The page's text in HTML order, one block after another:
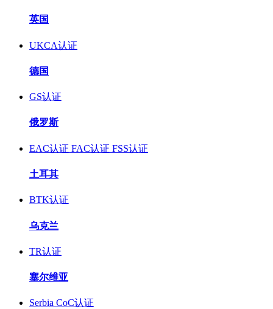
英国
UKCA认证
德国
GS认证
俄罗斯
EAC认证 FAC认证 FSS认证
土耳其
BTK认证
乌克兰
TR认证
塞尔维亚
Serbia CoC认证